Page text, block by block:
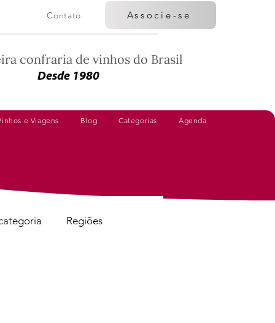
Contato Associe-se
confraria de vinhos do Brasil
Desde 1980
e Viagens Blog Categorias Agenda
Regiões